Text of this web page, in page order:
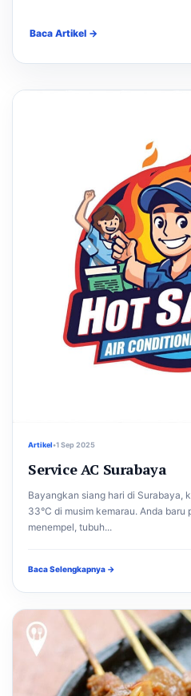
Baca Artikel →
Artikel•1 Sep 2025
Service AC Surabaya
Bayangkan siang hari di Surabaya,
33°C di musim kemarau. Anda
menempel, tubuh...
Baca Selengkapnya →